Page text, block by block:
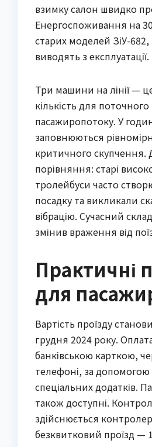
взимку салон швидко
Енергоспоживання на
старих моделей ЗіУ-682,
виводять з експлуатації.
Три машини на лінії —
кількість для поточного
пасажиропотоку. У
заповнюються
критичного скупчення.
порівняння: старі
тролейбуси часто
посадку та викликали
вібрацію. Сучасний
змінив враження від
Практичні
для
Вартість проїзду
грудня 2024 року.
банківською карткою,
телефоні, за допомогою
спеціальних додатків.
також доступні.
здійснюється
безквитковий проїзд —